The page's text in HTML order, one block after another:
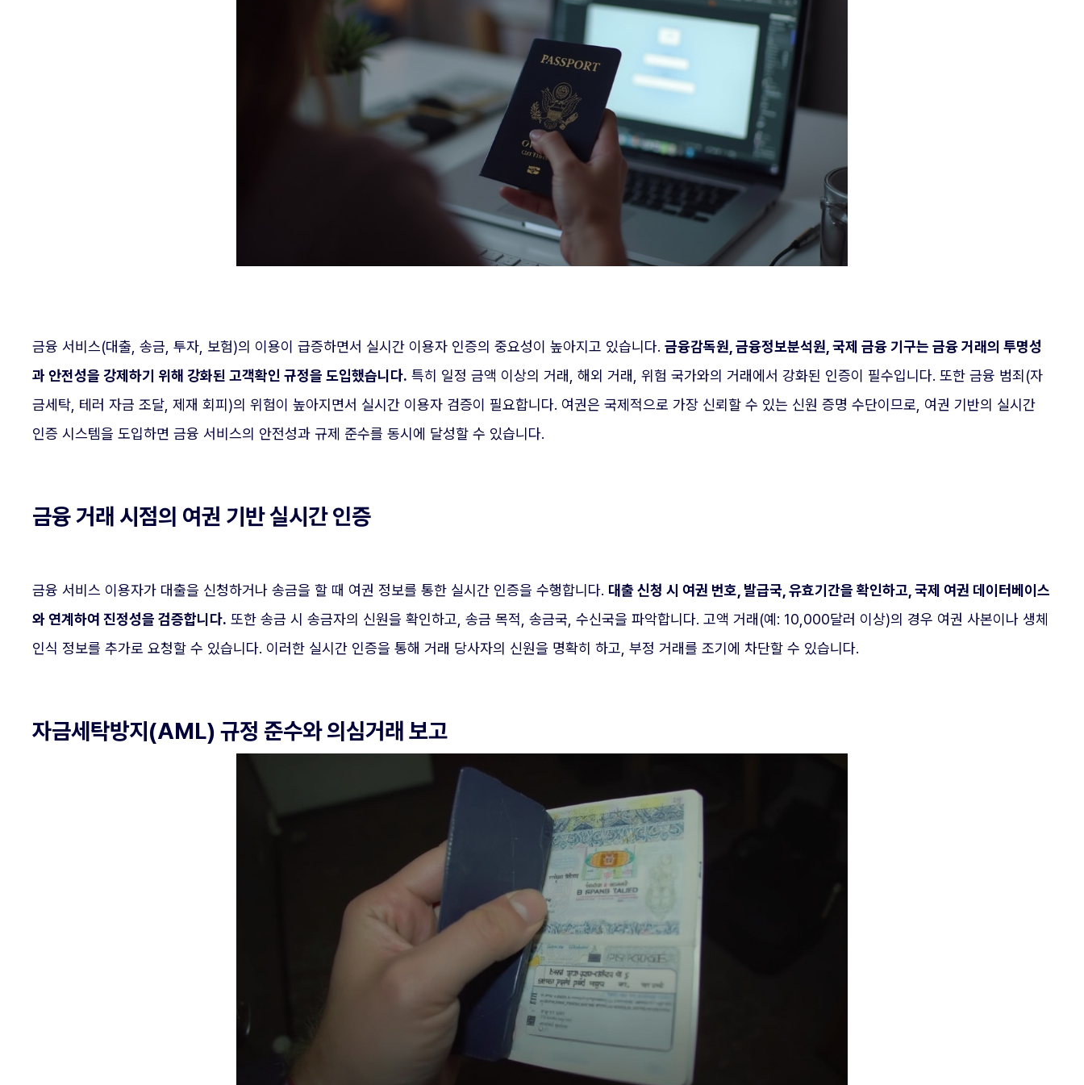
금융 서비스(대출, 송금, 투자, 보험)의 이용이 급증하면서 실시간 이용자 인증의 중요성이 높아지고 있습니다. 금융감독원, 금융정보분석원, 국제 금융 기구는 금융 거래의 투명성
과 안전성을 강제하기 위해 강화된 고객확인 규정을 도입했습니다. 특히 일정 금액 이상의 거래, 해외 거래, 위험 국가와의 거래에서 강화된 인증이 필수입니다. 또한 금융 범죄(자
금세탁, 테러 자금 조달, 제재 회피)의 위험이 높아지면서 실시간 이용자 검증이 필요합니다. 여권은 국제적으로 가장 신뢰할 수 있는 신원 증명 수단이므로, 여권 기반의 실시간
인증 시스템을 도입하면 금융 서비스의 안전성과 규제 준수를 동시에 달성할 수 있습니다.
금융 거래 시점의 여권 기반 실시간 인증
금융 서비스 이용자가 대출을 신청하거나 송금을 할 때 여권 정보를 통한 실시간 인증을 수행합니다. 대출 신청 시 여권 번호, 발급국, 유효기간을 확인하고, 국제 여권 데이터베이스
와 연계하여 진정성을 검증합니다. 또한 송금 시 송금자의 신원을 확인하고, 송금 목적, 송금국, 수신국을 파악합니다. 고액 거래(예: 10,000달러 이상)의 경우 여권 사본이나 생체
인식 정보를 추가로 요청할 수 있습니다. 이러한 실시간 인증을 통해 거래 당사자의 신원을 명확히 하고, 부정 거래를 조기에 차단할 수 있습니다.
자금세탁방지(AML) 규정 준수와 의심거래 보고